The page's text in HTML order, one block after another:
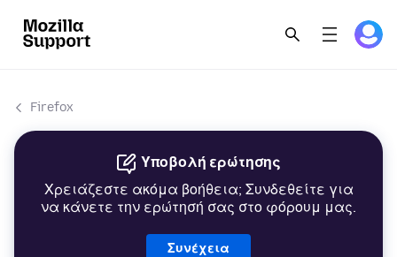
Firefox
Υποβολή ερώτησης
Χρειάζεστε ακόμα βοήθεια; Συνδεθείτε για
να κάνετε την ερώτησή σας στο φόρουμ μας.
Συνέχεια